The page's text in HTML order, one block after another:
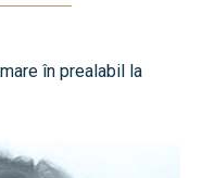
în prealabil la